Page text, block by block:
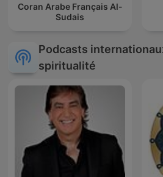
Coran Arabe Français Al-
Sudais
Podcasts
spiritualité